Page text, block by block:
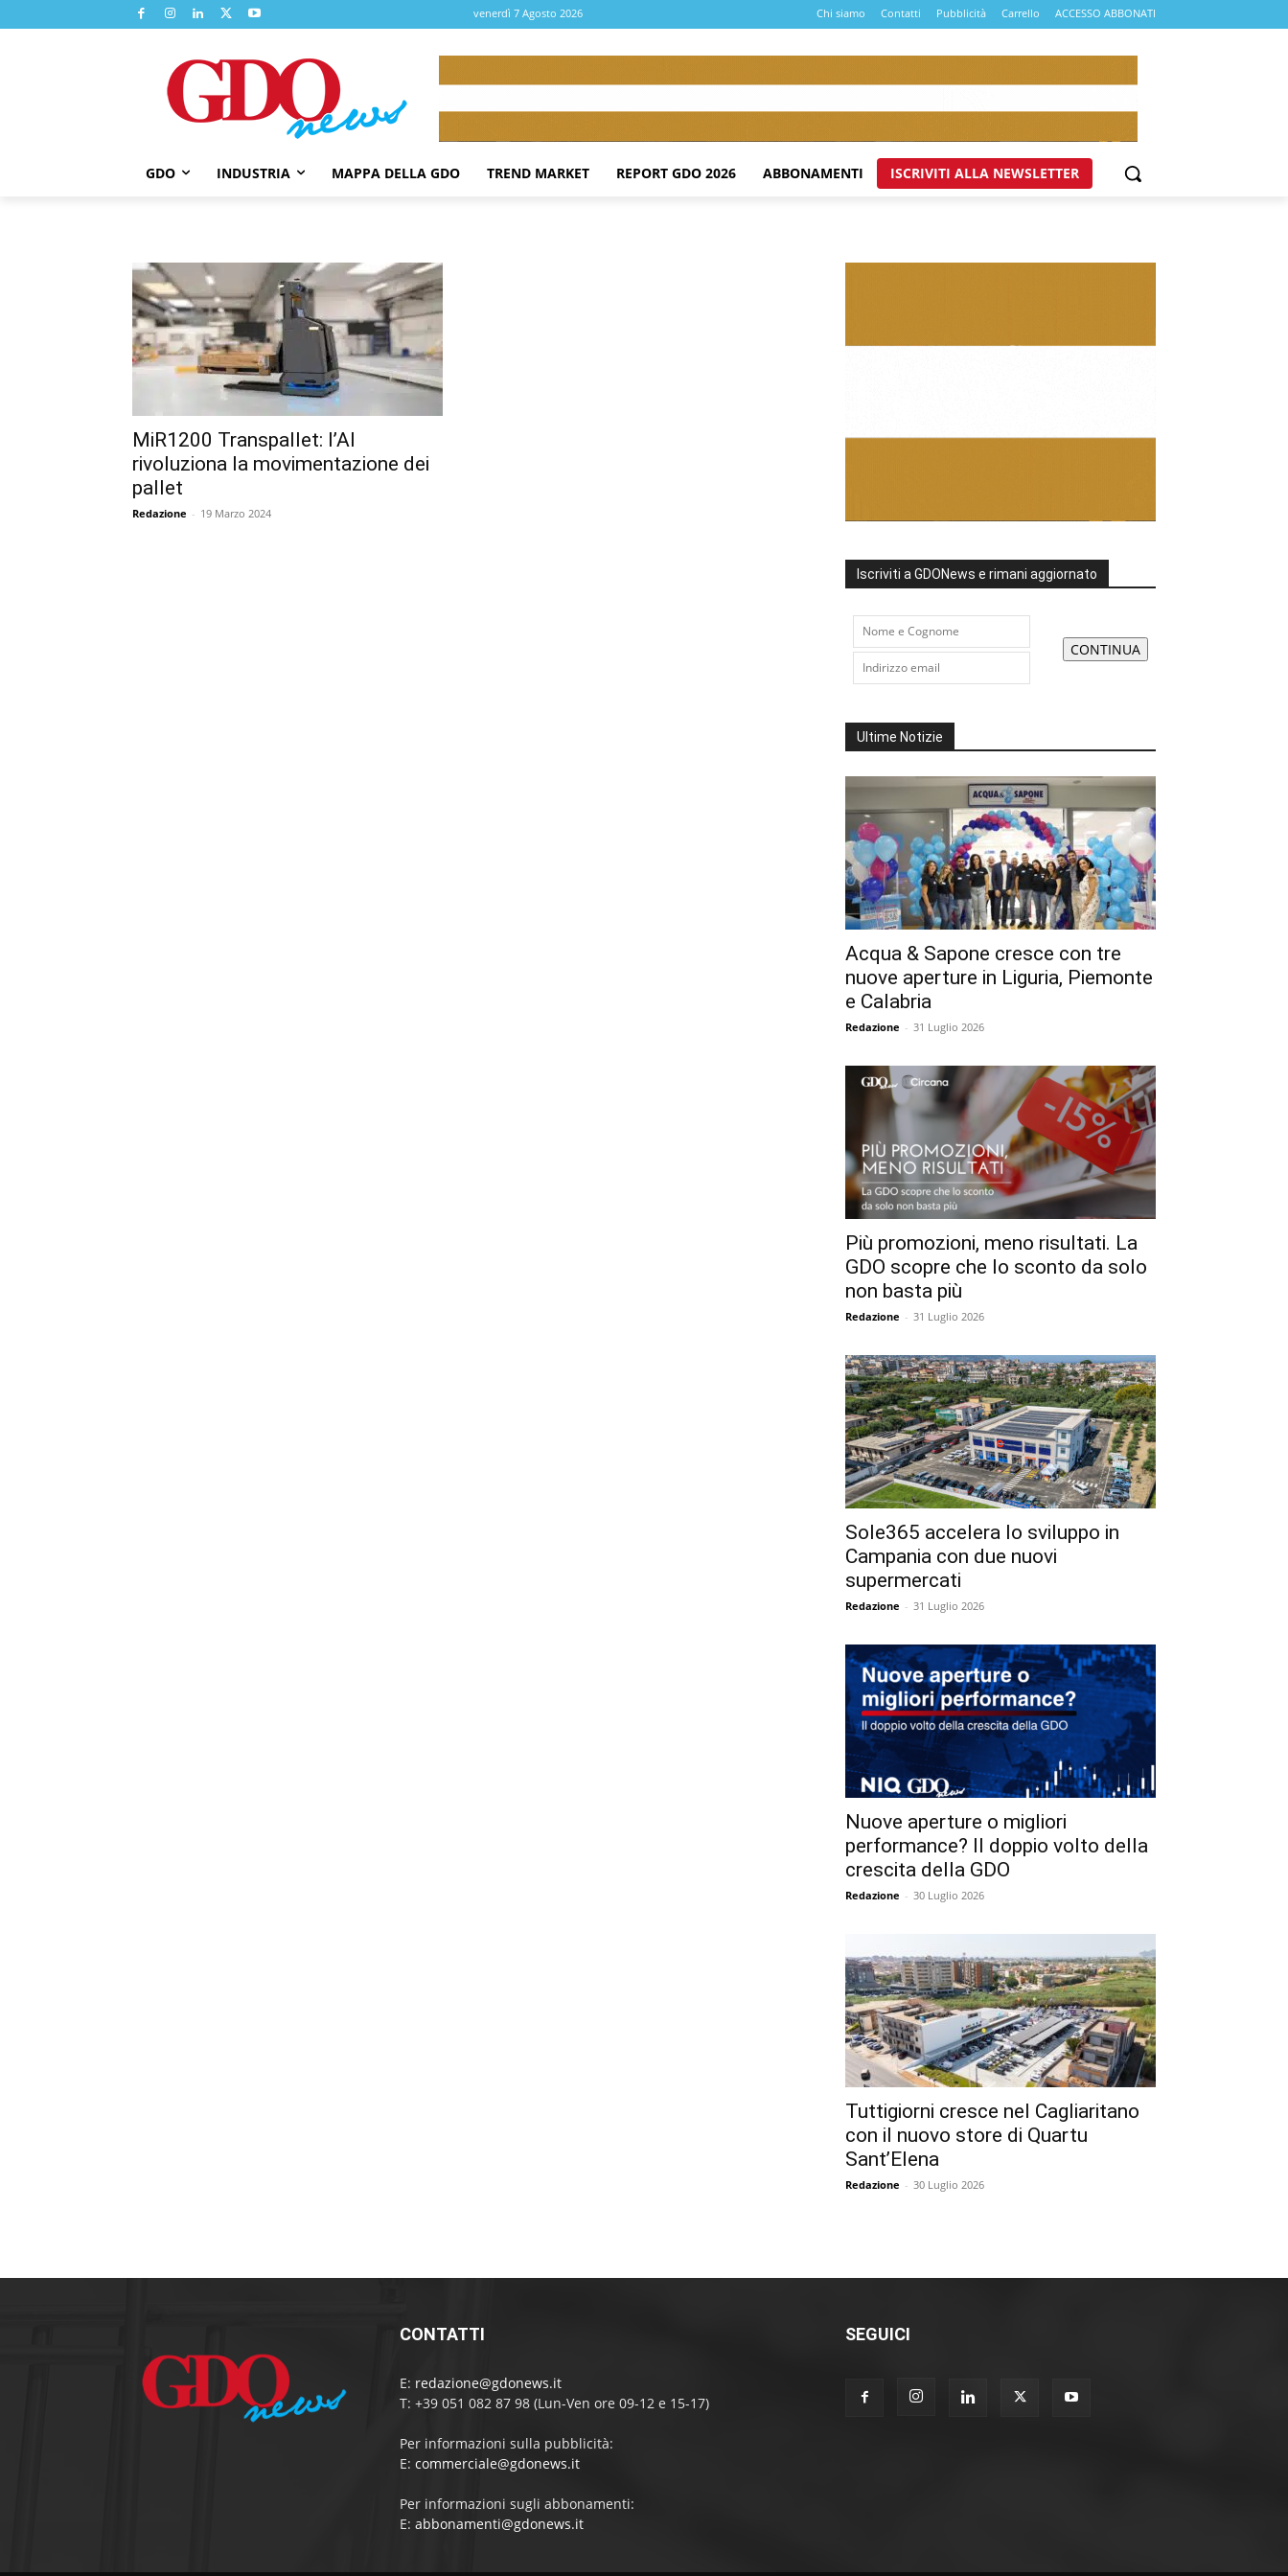
venerdì 7 Agosto 2026 Chi siamo Contatti Pubblicità Carrello ACCESSO ABBONATI
GDO INDUSTRIA MAPPA DELLA GDO TREND MARKET REPORT GDO 2026 ABBONAMENTI ISCRIVITI ALLA NEWSLETTER
MiR1200 Transpallet: l’AI
rivoluziona la movimentazione dei
pallet
Redazione - 19 Marzo 2024
Iscriviti a GDONews e rimani aggiornato
Ultime Notizie
Acqua & Sapone cresce con tre
nuove aperture in Liguria, Piemonte
e Calabria
Redazione - 31 Luglio 2026
Più promozioni, meno risultati. La
GDO scopre che lo sconto da solo
non basta più
Redazione - 31 Luglio 2026
Sole365 accelera lo sviluppo in
Campania con due nuovi
supermercati
Redazione - 31 Luglio 2026
Nuove aperture o migliori
performance? Il doppio volto della
crescita della GDO
Redazione - 30 Luglio 2026
Tuttigiorni cresce nel Cagliaritano
con il nuovo store di Quartu
Sant’Elena
Redazione - 30 Luglio 2026
CONTATTI
E: redazione@gdonews.it
T: +39 051 082 87 98 (Lun-Ven ore 09-12 e 15-17)
Per informazioni sulla pubblicità:
E: commerciale@gdonews.it
Per informazioni sugli abbonamenti:
E: abbonamenti@gdonews.it
SEGUICI